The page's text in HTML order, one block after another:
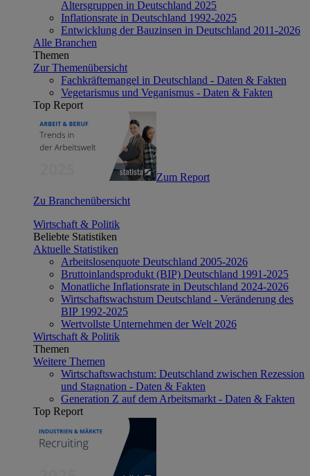
Altersgruppen in Deutschland 2025
Inflationsrate in Deutschland 1992-2025
Entwicklung der Bauzinsen in Deutschland 2011-2026
Alle Branchen
Themen
Zur Themenübersicht
Fachkräftemangel in Deutschland - Daten & Fakten
Vegetarismus und Veganismus - Daten & Fakten
Top Report
Zum Report
Zu Branchenübersicht
Wirtschaft & Politik
Beliebte Statistiken
Aktuelle Statistiken
Arbeitslosenquote Deutschland 2005-2026
Bruttoinlandsprodukt (BIP) Deutschland 1991-2025
Monatliche Inflationsrate in Deutschland 2024-2026
Wirtschaftswachstum Deutschland - Veränderung des
BIP 1992-2025
Wertvollste Unternehmen der Welt 2026
Wirtschaft & Politik
Themen
Weitere Themen
Wirtschaftswachstum: Deutschland zwischen Rezession
und Stagnation - Daten & Fakten
Generation Z auf dem Arbeitsmarkt - Daten & Fakten
Top Report